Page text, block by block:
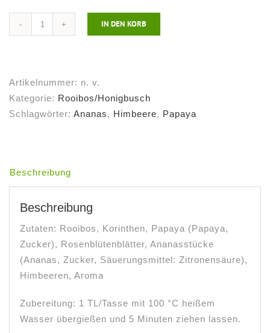
IN DEN KORB
Artikelnummer: n. v.
Kategorie: Rooibos/Honigbusch
Schlagwörter: Ananas, Himbeere, Papaya
Beschreibung
Beschreibung
Zutaten: Rooibos, Korinthen, Papaya (Papaya,
Zucker), Rosenblütenblätter, Ananasstücke
(Ananas, Zucker, Säuerungsmittel: Zitronensäure),
Himbeeren, Aroma
Zubereitung: 1 TL/Tasse mit 100 °C heißem
Wasser übergießen und 5 Minuten ziehen lassen.